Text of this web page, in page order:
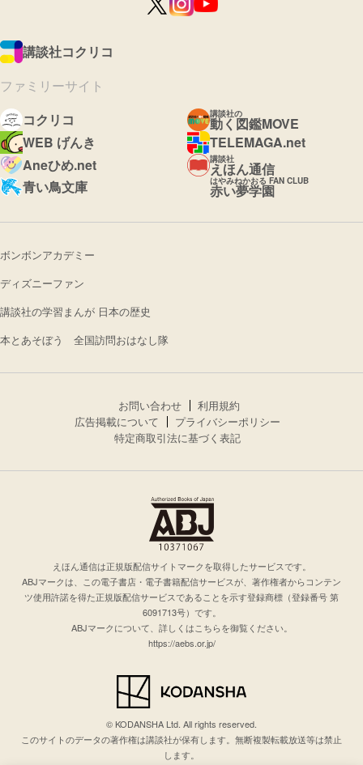
講談社コクリコ
ファミリーサイト
コクリコ
講談社の
動く図鑑MOVE
WEB げんき
TELEMAGA.net
Aneひめ.net
講談社
えほん通信
青い鳥文庫
はやみねかおる FAN CLUB
赤い夢学園
ボンボンアカデミー
ディズニーファン
講談社の学習まんが 日本の歴史
本とあそぼう 全国訪問おはなし隊
お問い合わせ
利用規約
広告掲載について
プライバシーポリシー
特定商取引法に基づく表記
えほん通信は正規版配信サイトマークを取得したサービスです。
ABJマークは、この電子書店・電子書籍配信サービスが、著作権者からコンテン
ツ使用許諾を得た正規版配信サービスであることを示す登録商標（登録番号 第
6091713号）です。
ABJマークについて、詳しくはこちらを御覧ください。
https://aebs.or.jp/
© KODANSHA Ltd. All rights reserved.
このサイトのデータの著作権は講談社が保有します。無断複製転載放送等は禁止
します。